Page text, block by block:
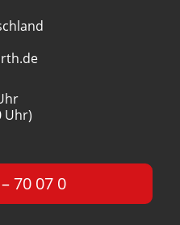
Uhr)
70 07 0